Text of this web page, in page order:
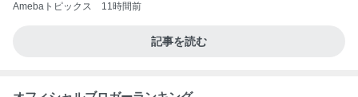
Amebaトピックス 11時間前
記事を読む